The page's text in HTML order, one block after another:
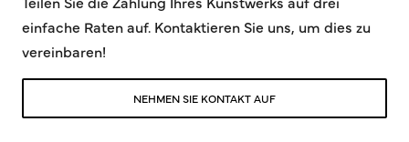
einfache Raten auf. Kontaktieren Sie uns, um dies zu
vereinbaren!
NEHMEN SIE KONTAKT AUF